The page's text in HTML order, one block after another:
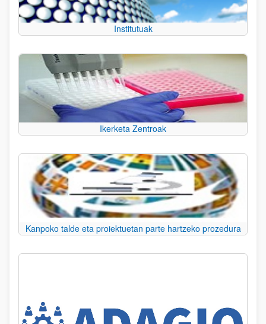
Institutuak
Ikerketa Zentroak
Kanpoko talde eta proiektuetan parte hartzeko prozedura